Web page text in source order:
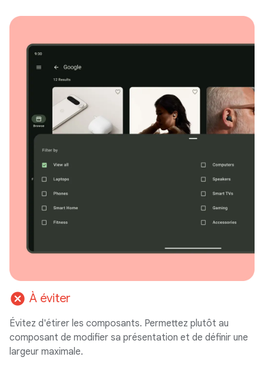
cancel À éviter
Évitez d'étirer les composants. Permettez plutôt au
composant de modifier sa présentation et de définir une
largeur maximale.